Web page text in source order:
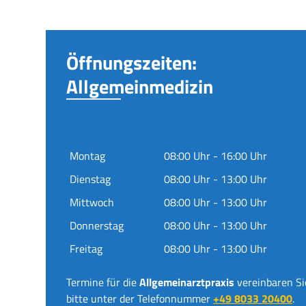
Öffnungszeiten:
Allgemeinmedizin
Montag
08:00 Uhr - 16:00 Uhr
Dienstag
08:00 Uhr - 13:00 Uhr
Mittwoch
08:00 Uhr - 13:00 Uhr
Donnerstag
08:00 Uhr - 13:00 Uhr
Freitag
08:00 Uhr - 13:00 Uhr
Termine für dieAllgemeinarztpraxis vereinbaren
bitte unter der Telefonnummer+49 8033 20400.